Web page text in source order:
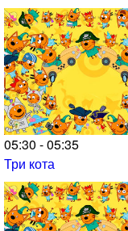
05:30 - 05:35
Три кота